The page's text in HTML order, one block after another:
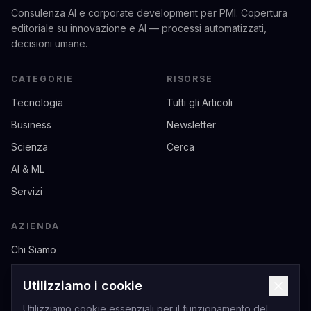
Consulenza AI e corporate development per PMI. Copertura
editoriale su innovazione e AI — processi automatizzati,
decisioni umane.
CATEGORIE
Tecnologia
Business
Scienza
AI & ML
Servizi
RISORSE
Tutti gli Articoli
Newsletter
Cerca
AZIENDA
Chi Siamo
Privacy
Utilizziamo i cookie
Utilizziamo cookie essenziali per il funzionamento del